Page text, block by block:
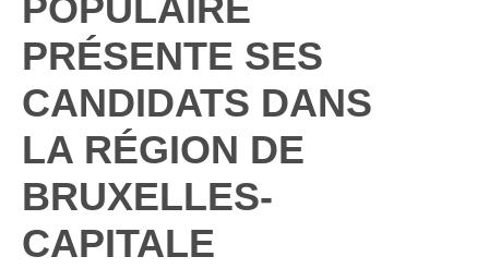
POPULAIRE
PRÉSENTE SES
CANDIDATS DANS
LA RÉGION DE
BRUXELLES-
CAPITALE